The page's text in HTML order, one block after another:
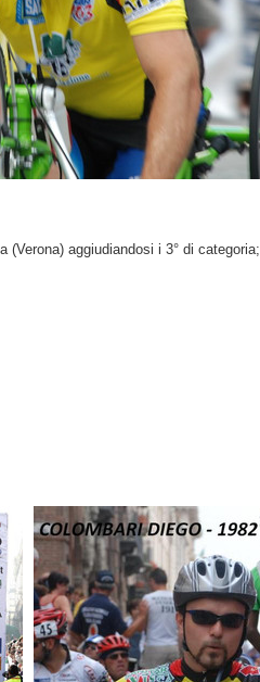
(Verona) aggiudiandosi i 3° di categoria;